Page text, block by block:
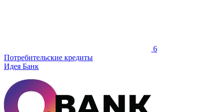
6
Потребительские кредиты
Идея Банк